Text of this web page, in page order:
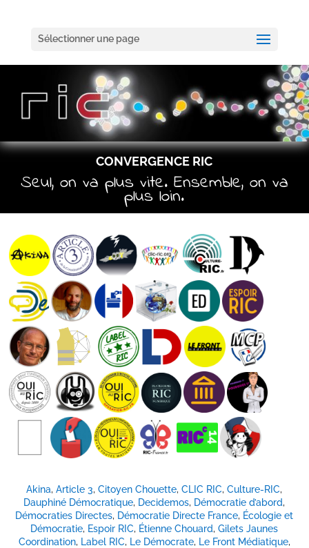
Sélectionner une page
CONVERGENCE RIC
Seul, on va plus vite. Ensemble, on va
plus loin.
Akina,Article 3,Citoyen Chouette,CLIC RIC,Culture-RIC,
Dauphiné Démocratique, Decidemos, Démocratie d’abord,
Démocraties Directes, Démocratie Directe France, Écologie et
Démocratie, Espoir RIC, Étienne Chouard,Gilets Jaunes
Coordination, Label RIC, Le Démocrate, Le Front Médiatique,